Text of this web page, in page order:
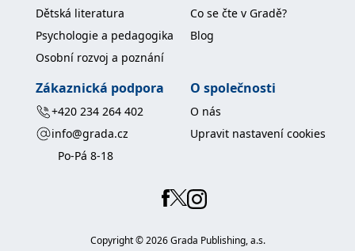
Dětská literatura
Psychologie a pedagogika
Osobní rozvoj a poznání
Co se čte v Gradě?
Blog
Zákaznická podpora
+420 234 264 402
info@grada.cz
Po-Pá 8-18
O společnosti
O nás
Upravit nastavení cookies
Copyright ©2026Grada Publishing, a.s.